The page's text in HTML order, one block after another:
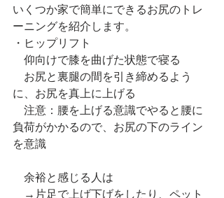
いくつか家で簡単にできるお尻のトレ
ーニングを紹介します。
・ヒップリフト
仰向けで膝を曲げた状態で寝る
お尻と裏腿の間を引き締めるよう
に、お尻を真上に上げる
注意：腰を上げる意識でやると腰に
負荷がかかるので、お尻の下のライン
を意識
余裕と感じる人は
→片足で上げ下げをしたり、ペット